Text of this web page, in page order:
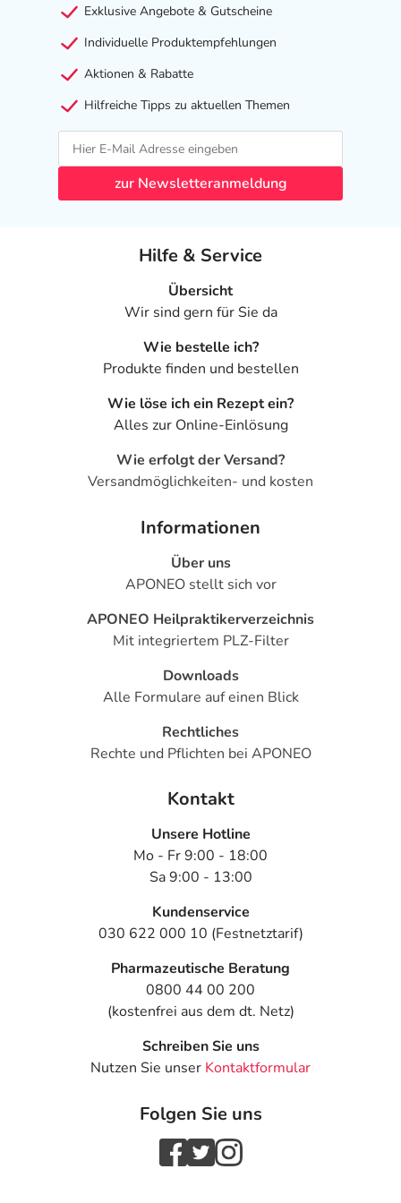
Nebenwirkungen
Welche unerwünschten Wirkungen können auftreten?
- Mundtrockenheit
- Verdauungsbeschwerden
- Verstopfung
- Bauchschmerzen
- Übelkeit
- Trockene Augen
- Entweichen von Darmgasen
- Hautausschlag
- Brustkorbschmerzen
- Kurzatmigkeit (Dyspnoe)
Veränderung während der Behandlung, wenden Sie sich
an Ihren Arzt oder Apotheker.
Nebenwirkungen berücksichtigt, die bei mindestens
einem von 1.000 behandelten Patienten auftreten.
Jugendliche
Jahren und
Erwachsene
2-3
Harnabgang mit
(Krämpfe) infolge
Nervenerkrankung:
Jugendliche
ab 12
Jahren und
Erwachsene
4 Tabletten
Anwendungshinweise
Die Gesamtdosis sollte nicht ohne Rücksprache mit
einem Arzt oder Apotheker überschritten werden.
Exklusive Angebote & Gutscheine
Individuelle Produktempfehlungen
Aktionen & Rabatte
Hilfreiche Tipps zu aktuellen Themen
zur Newsletteranmeldung
Hilfe & Service
Übersicht
Wir sind gern für Sie da
Wie bestelle ich?
Produkte finden und bestellen
Wie löse ich ein Rezept ein?
Alles zur Online-Einlösung
Wie erfolgt der Versand?
Versandmöglichkeiten- und kosten
Informationen
Über uns
APONEO stellt sich vor
APONEO Heilpraktikerverzeichnis
Mit integriertem PLZ-Filter
Downloads
Alle Formulare auf einen Blick
Rechtliches
Rechte und Pflichten bei APONEO
Kontakt
Unsere Hotline
Mo - Fr 9:00 - 18:00
Sa 9:00 - 13:00
Kundenservice
030 622 000 10 (Festnetztarif)
Pharmazeutische Beratung
0800 44 00 200
(kostenfrei aus dem dt. Netz)
Schreiben Sie uns
Nutzen Sie unser Kontaktformular
Folgen Sie uns